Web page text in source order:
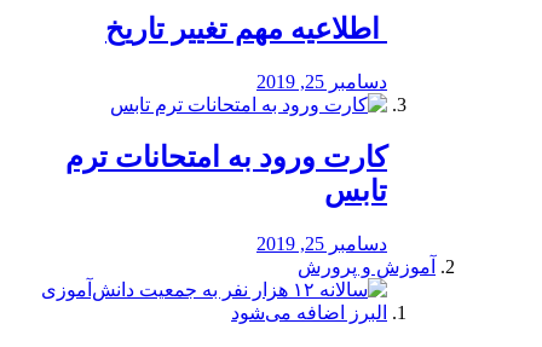
️ اطلاعیه مهم تغییر تاریخ
دسامبر 25, 2019
کارت ورود به امتحانات ترم
تابس
دسامبر 25, 2019
آموزش و پرورش